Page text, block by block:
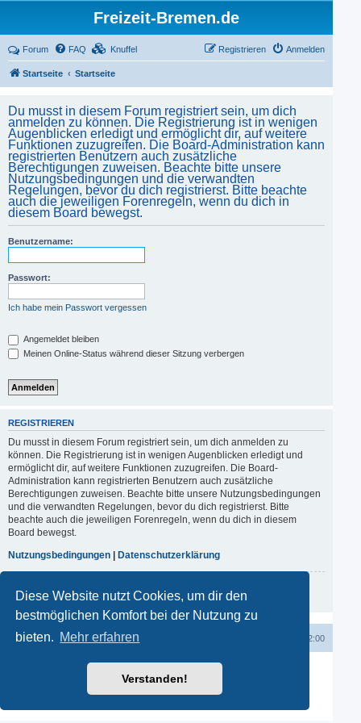
Diese Website nutzt Cookies, um dir den
bestmöglichen Komfort bei der Nutzung zu
bieten. Mehr erfahren
Verstanden!
Freizeit-Bremen.de
Forum FAQ Knuffel Anmelden
Registrieren
Startseite Startseite
Du musst in diesem Forum registriert sein, um dich
anmelden zu können. Die Registrierung ist in wenigen
Augenblicken erledigt und ermöglicht dir, auf weitere
Funktionen zuzugreifen. Die Board-Administration kann
registrierten Benutzern auch zusätzliche
Berechtigungen zuweisen. Beachte bitte unsere
Nutzungsbedingungen und die verwandten
Regelungen, bevor du dich registrierst. Bitte beachte
auch die jeweiligen Forenregeln, wenn du dich in
diesem Board bewegst.
Benutzername:
Passwort:
Ich habe mein Passwort vergessen
Angemeldet bleiben
Meinen Online-Status während dieser Sitzung verbergen
REGISTRIEREN
Du musst in diesem Forum registriert sein, um dich anmelden zu
können. Die Registrierung ist in wenigen Augenblicken erledigt und
ermöglicht dir, auf weitere Funktionen zuzugreifen. Die Board-
Administration kann registrierten Benutzern auch zusätzliche
Berechtigungen zuweisen. Beachte bitte unsere Nutzungsbedingungen
und die verwandten Regelungen, bevor du dich registrierst. Bitte
beachte auch die jeweiligen Forenregeln, wenn du dich in diesem
Board bewegst.
Nutzungsbedingungen | Datenschutzerklärung
Registrieren
Startseite Startseite UTC+02:00
Powered by
® Forum Software © phpBB Limited
Deutsche Übersetzung durch
phpBB SiteMaker